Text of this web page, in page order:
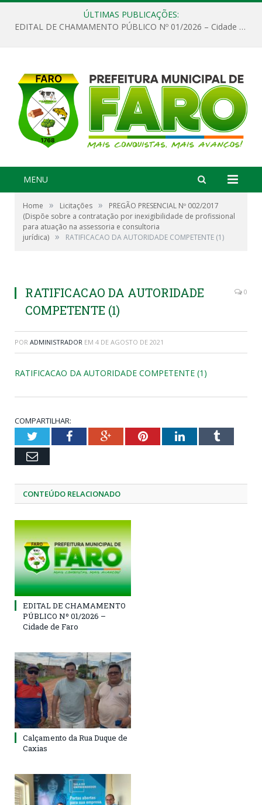
ÚLTIMAS PUBLICAÇÕES:
EDITAL DE CHAMAMENTO PÚBLICO Nº 01/2026 – Cidade de Faro
MENU
Home » Licitações »
PREGÃO PRESENCIAL Nº 002/2017
(Dispõe sobre a contratação por inexigibilidade de profissional
para atuação na assessoria e consultoria
jurídica) » RATIFICACAO DA AUTORIDADE COMPETENTE (1)
RATIFICACAO DA AUTORIDADE
COMPETENTE (1)
0
POR ADMINISTRADOR EM 4 DE AGOSTO DE 2021
RATIFICACAO DA AUTORIDADE COMPETENTE (1)
COMPARTILHAR:
TwitterFacebookGoogle+PinterestLinkedInTumblr
Email
CONTEÚDO RELACIONADO
EDITAL DE CHAMAMENTO
PÚBLICO Nº 01/2026 –
Cidade de Faro
Calçamento da Rua Duque de
Caxias